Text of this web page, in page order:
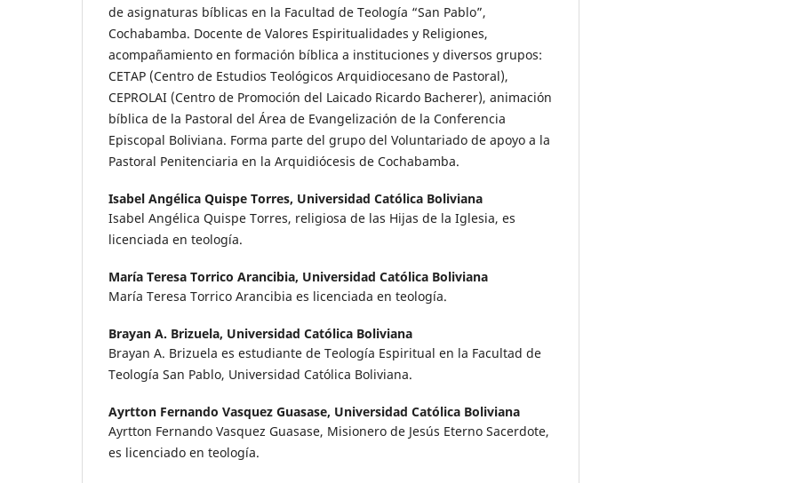
de asignaturas bíblicas en la Facultad de Teología “San Pablo”,
Cochabamba. Docente de Valores Espiritualidades y Religiones,
acompañamiento en formación bíblica a instituciones y diversos grupos:
CETAP (Centro de Estudios Teológicos Arquidiocesano de Pastoral),
CEPROLAI (Centro de Promoción del Laicado Ricardo Bacherer), animación
bíblica de la Pastoral del Área de Evangelización de la Conferencia
Episcopal Boliviana. Forma parte del grupo del Voluntariado de apoyo a la
Pastoral Penitenciaria en la Arquidiócesis de Cochabamba.
Isabel Angélica Quispe Torres, Universidad Católica Boliviana
Isabel Angélica Quispe Torres, religiosa de las Hijas de la Iglesia, es
licenciada en teología.
María Teresa Torrico Arancibia, Universidad Católica Boliviana
María Teresa Torrico Arancibia es licenciada en teología.
Brayan A. Brizuela, Universidad Católica Boliviana
Brayan A. Brizuela es estudiante de Teología Espiritual en la Facultad de
Teología San Pablo, Universidad Católica Boliviana.
Ayrtton Fernando Vasquez Guasase, Universidad Católica Boliviana
Ayrtton Fernando Vasquez Guasase, Misionero de Jesús Eterno Sacerdote,
es licenciado en teología.